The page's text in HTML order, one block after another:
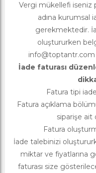
Vergi mükellefi iseniz
adına kurumsal
gerekmektedir.
oluştururken
info@toptantr.com
İade faturası
Fatura tipi
Fatura açıklama
siparişe ait
Fatura
İade talebinizi
miktar ve fiyatlarına
faturası size